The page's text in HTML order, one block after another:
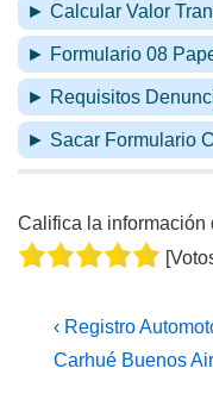
► Calcular Valor
► Formulario 08
► Requisitos
► Sacar Formulario
Califica la información
Navegación
de
La
entrada
‹ Registro
Carhué Buenos